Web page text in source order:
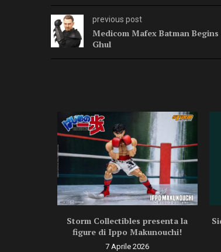
previous post
Medicom Mafex Batman Begins
Ghul
Storm Collectibles presenta la
figure di Ippo Makunouchi!
7 Aprile 2026